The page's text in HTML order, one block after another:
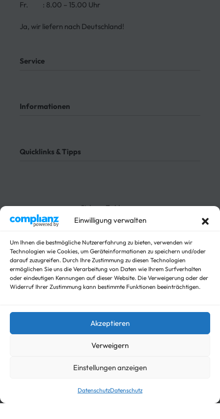
Einwilligung verwalten
Um Ihnen die bestmögliche Nutzererfahrung zu bieten, verwenden wir
Technologien wie Cookies, um Geräteinformationen zu speichern und/oder
darauf zuzugreifen. Durch Ihre Zustimmung zu diesen Technologien
ermöglichen Sie uns die Verarbeitung von Daten wie Ihrem Surfverhalten
oder eindeutigen Kennungen auf dieser Website. Die Verweigerung oder der
Widerruf Ihrer Zustimmung kann bestimmte Funktionen beeinträchtigen.
Akzeptieren
Verweigern
Einstellungen anzeigen
DatenschutzDatenschutz
Fr. : 8.00 – 15.00 Uhr
Ja, wir liefern nach Deutschland!
Service
Meine Bestellungen
Informationen
Impressum
Quicklinks & Tipps
Anhänger
Arbeitsbühnen Anhänger
Autotrailer
Autotrailer geschlossen
Baumaschinen
Für Fahrzeuge
Kipper
Sichere Zahlungen